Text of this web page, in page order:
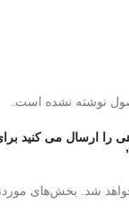
نوشته نشده است.
را ارسال می کنید
شد. بخش‌های